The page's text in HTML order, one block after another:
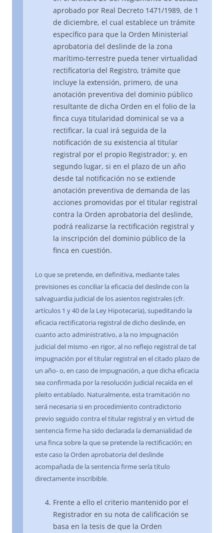
aprobado por Real Decreto 1471/1989, de 1
de diciembre, el cual establece un trámite
específico para que la Orden Ministerial
aprobatoria del deslinde de la zona
marítimo-terrestre pueda tener virtualidad
rectificatoria del Registro, trámite que
incluye la extensión, primero, de una
anotación preventiva del dominio público
resultante de dicha Orden en el folio de la
finca cuya titularidad dominical se va a
rectificar, la cual irá seguida de la
notificación de su existencia al titular
registral por el propio Registrador; y, en
segundo lugar, si en el plazo de un año
desde tal notificación no se extiende
anotación preventiva de demanda de las
acciones promovidas por el titular registral
contra la Orden aprobatoria del deslinde,
podrá realizarse la rectificación registral y
la inscripción del dominio público de la
finca en cuestión.
Lo que se pretende, en definitiva, mediante tales
previsiones es conciliar la eficacia del deslinde con la
salvaguardia judicial de los asientos registrales (cfr.
artículos 1 y 40 de la Ley Hipotecaria), supeditando la
eficacia rectificatoria registral de dicho deslinde, en
cuanto acto administrativo, a la no impugnación
judicial del mismo -en rigor, al no reflejo registral de tal
impugnación por el titular registral en el citado plazo de
un año- o, en caso de impugnación, a que dicha eficacia
sea confirmada por la resolución judicial recaída en el
pleito entablado. Naturalmente, esta tramitación no
será necesaria si en procedimiento contradictorio
previo seguido contra el titular registral y en virtud de
sentencia firme ha sido declarada la demanialidad de
una finca sobre la que se pretende la rectificación; en
este caso la Orden aprobatoria del deslinde
acompañada de la sentencia firme sería título
directamente inscribible.
Frente a ello el criterio mantenido por el
Registrador en su nota de calificación se
basa en la tesis de que la Orden